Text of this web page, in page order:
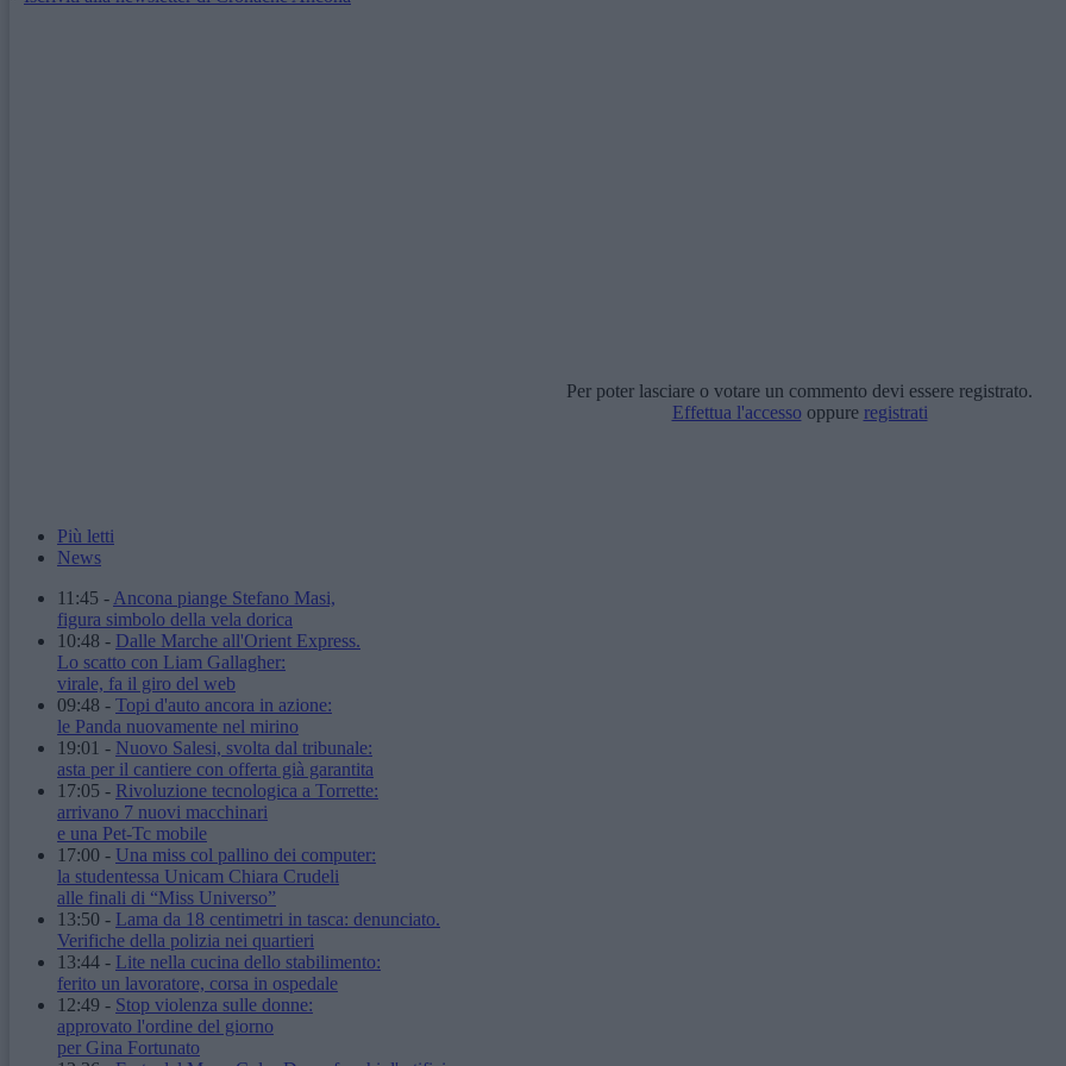
Per poter lasciare o votare un commento devi essere registrato.
Effettua l'accesso oppure registrati
Più letti
News
11:45 - Ancona piange Stefano Masi,
figura simbolo della vela dorica
10:48 - Dalle Marche all'Orient Express.
Lo scatto con Liam Gallagher:
virale, fa il giro del web
09:48 - Topi d'auto ancora in azione:
le Panda nuovamente nel mirino
19:01 - Nuovo Salesi, svolta dal tribunale:
asta per il cantiere con offerta già garantita
17:05 - Rivoluzione tecnologica a Torrette:
arrivano 7 nuovi macchinari
e una Pet-Tc mobile
17:00 - Una miss col pallino dei computer:
la studentessa Unicam Chiara Crudeli
alle finali di “Miss Universo”
13:50 - Lama da 18 centimetri in tasca: denunciato.
Verifiche della polizia nei quartieri
13:44 - Lite nella cucina dello stabilimento:
ferito un lavoratore, corsa in ospedale
12:49 - Stop violenza sulle donne:
approvato l'ordine del giorno
per Gina Fortunato